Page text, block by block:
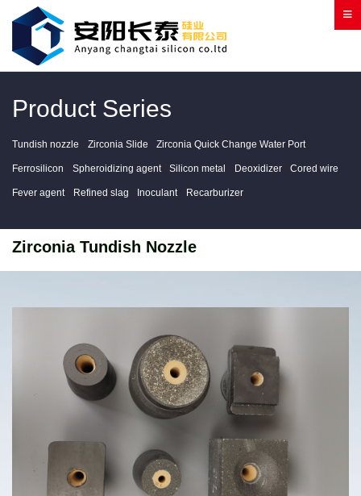
Product Series
Tundish nozzle Zirconia Slide Zirconia Quick Change Water Port
Ferrosilicon Spheroidizing agent Silicon metal Deoxidizer Cored wire
Fever agent Refined slag Inoculant Recarburizer
Zirconia Tundish Nozzle